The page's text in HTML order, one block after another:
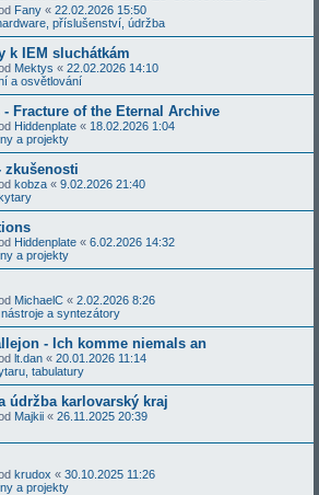
Fany « 22.02.2026 15:50
příslušenství, údržba
k IEM sluchátkám
Mektys « 22.02.2026 14:10
a osvětlování
Fracture of the Eternal Archive
Hiddenplate « 18.02.2026 1:04
a projekty
zkušenosti
kobza « 9.02.2026 21:40
Hiddenplate « 6.02.2026 14:32
a projekty
MichaelC « 2.02.2026 8:26
a syntezátory
- Ich komme niemals an
lt.dan « 20.01.2026 11:14
tabulatury
údržba karlovarský kraj
Majkii « 26.11.2025 20:39
krudox « 30.10.2025 11:26
a projekty